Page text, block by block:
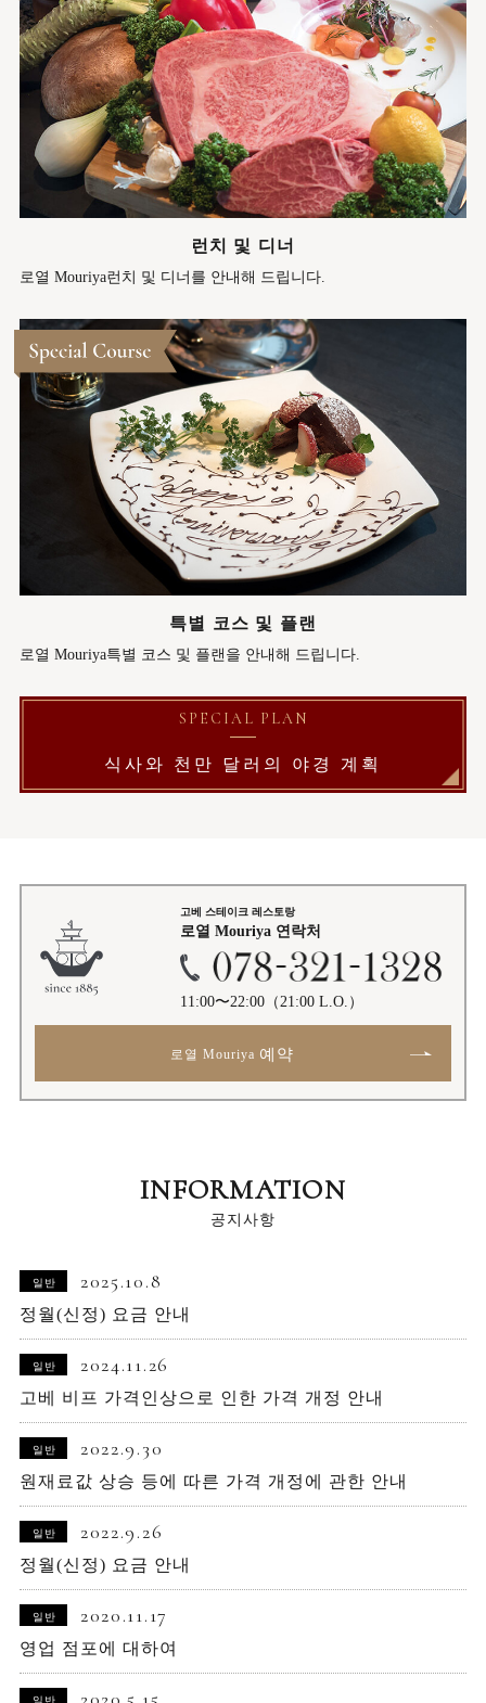
런치 및 디너
로열 Mouriya런치 및 디너를 안내해 드립니다.
특별 코스 및 플랜
로열 Mouriya특별 코스 및 플랜을 안내해 드립니다.
SPECIAL PLAN
식사와 천만 달러의 야경 계획
고베 스테이크 레스토랑
로열 Mouriya 연락처
11:00〜22:00（21:00 L.O.）
로열 Mouriya 예약
INFORMATION
공지사항
일반 2025.10.8
정월(신정) 요금 안내
일반 2024.11.26
고베 비프 가격인상으로 인한 가격 개정 안내
일반 2022.9.30
원재료값 상승 등에 따른 가격 개정에 관한 안내
일반 2022.9.26
정월(신정) 요금 안내
일반 2020.11.17
영업 점포에 대하여
일반 2020.5.15